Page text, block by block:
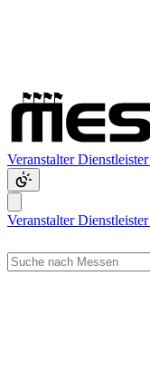
VeranstalterDienstleister
VeranstalterDienstleister